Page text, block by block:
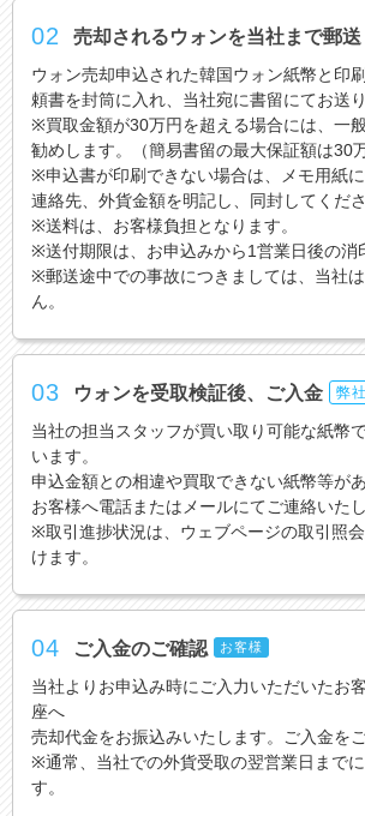
02 売却されるウォンを当社まで郵送
ウォン売却申込された韓国ウォン紙幣と印
頼書を封筒に入れ、当社宛に書留にてお送り
※買取金額が30万円を超える場合には、一
勧めします。（簡易書留の最大保証額は30
※申込書が印刷できない場合は、メモ用紙に
連絡先、外貨金額を明記し、同封してくださ
※送料は、お客様負担となります。
※送付期限は、お申込みから1営業日後の消
※郵送途中での事故につきましては、当社
ん。
03 ウォンを受取検証後、ご入金 弊社
当社の担当スタッフが買い取り可能な紙幣
います。
申込金額との相違や買取できない紙幣等が
お客様へ電話またはメールにてご連絡いたし
※取引進捗状況は、ウェブページの取引照
けます。
04 ご入金のご確認 お客様
当社よりお申込み時にご入力いただいたお
座へ
売却代金をお振込みいたします。ご入金を
※通常、当社での外貨受取の翌営業日まで
す。